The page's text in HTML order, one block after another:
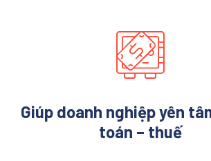
Giúp doanh nghiệp yên
toán – thuế